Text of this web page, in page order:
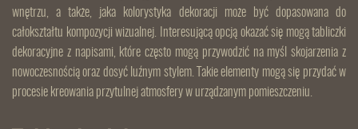
wnętrzu, a także, jaka kolorystyka dekoracji może być dopasowana do
całokształtu kompozycji wizualnej. Interesującą opcją okazać się mogą tabliczki
dekoracyjne z napisami, które często mogą przywodzić na myśl skojarzenia z
nowoczesnością oraz dosyć luźnym stylem. Takie elementy mogą się przydać w
procesie kreowania przytulnej atmosfery w urządzanym pomieszczeniu.